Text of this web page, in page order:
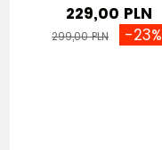
229,00 PLN
299,00 PLN -23%